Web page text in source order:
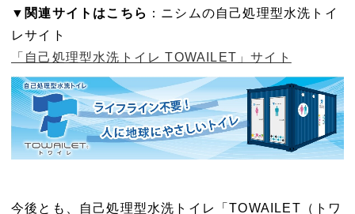
▼関連サイトはこちら ：ニシムの自己処理型水洗トイ
レサイト
「自己処理型水洗トイレ TOWAILET」サイト
今後とも、自己処理型水洗トイレ「TOWAILET（トワ